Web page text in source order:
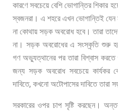
কারণে সবচেয়ে বেশি ভোগান্তির শিকার
স্বজনরা। এ শহরে এখন ভোগান্তিই যেন
না কোথায় সড়ক অবরোধ হবে। তারা
না। সড়ক অবরোধের এ সংস্কৃতি শুরু
গণ অভ্যুত্থানের পর তারা বিশ্বাস করতে
জন্য সড়ক অবরোধ সবচেয়ে কার্যকর
দাবিতে, কখনো অটোপাসের দাবিতে তারা
সরকারের ওপর চাপ সৃষ্টি করছেন।